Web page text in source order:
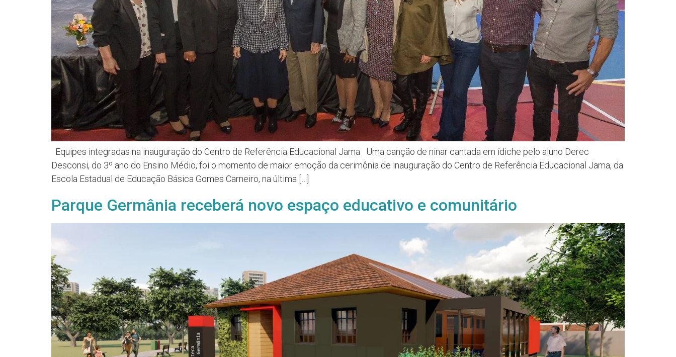
Equipes integradas na inauguração do Centro de Referência Educacional Jama Uma canção de ninar cantada em ídiche pelo aluno Derec
Desconsi, do 3º ano do Ensino Médio, foi o momento de maior emoção da cerimônia de inauguração do Centro de Referência Educacional Jama, da
Escola Estadual de Educação Básica Gomes Carneiro, na última […]
Parque Germânia receberá novo espaço educativo e comunitário